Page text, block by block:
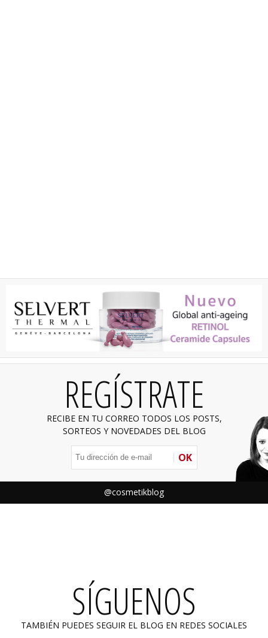
REGÍSTRATE
RECIBE EN TU CORREO TODOS LOS POSTS,
SORTEOS Y NOVEDADES DEL BLOG
OK
@cosmetikblog
SÍGUENOS
TAMBIÉN PUEDES SEGUIR EL BLOG EN REDES SOCIALES